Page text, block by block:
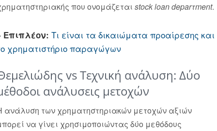
που ονομάζεται stock loan deparτment.
Επιπλέον: Τι είναι τα δικαιώματα προαίρεσης και
χρηματιστήριο παραγώγων
vs Τεχνική ανάλυση: Δύο
ανάλυσεις μετοχών
ανάλυση των χρηματηστηριακών μετοχών αξιών
να γίνει χρησιμοποιώντας δύο μεθόδους